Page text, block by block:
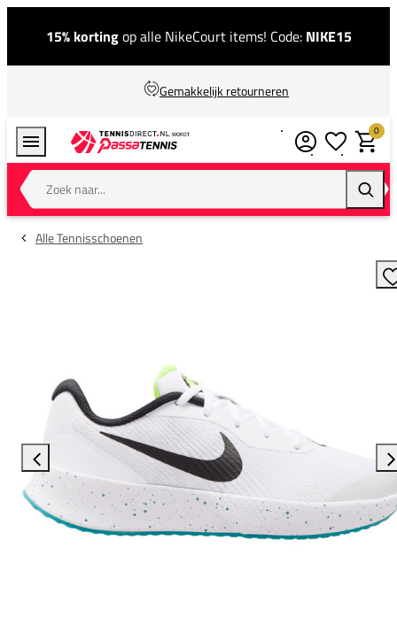
15% kortingop alle NikeCourt items! Code: NIKE15
Gemakkelijk retourneren
Zoek naar...
0
Alle Tennisschoenen